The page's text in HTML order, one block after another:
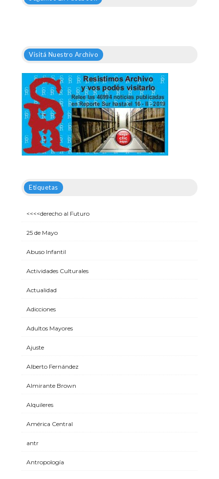
Visitá Nuestro Archivo
Etiquetas
<<<<derecho al Futuro
25 de Mayo
Abuso Infantil
Actividades Culturales
Actualidad
Adicciones
Adultos Mayores
Ajuste
Alberto Fernández
Almirante Brown
Alquileres
América Central
antr
Antropología